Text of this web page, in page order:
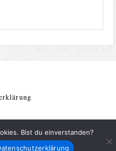
Bist du einverstanden?